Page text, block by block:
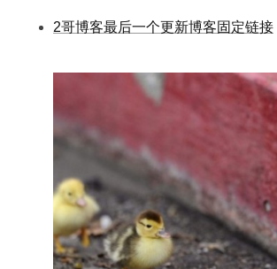
2哥博客最后一个更新博客固定链接